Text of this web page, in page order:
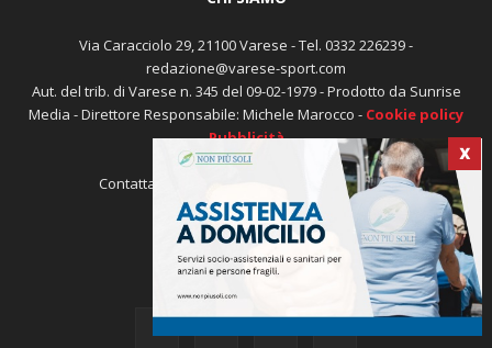
X
Via Caracciolo 29, 21100 Varese - Tel. 0332 226239 -
redazione@varese-sport.com
Aut. del trib. di Varese n. 345 del 09-02-1979 - Prodotto da Sunrise
Media - Direttore Responsabile: Michele Marocco - Cookie policy
Pubblicità
Contattaci: redazione@varese-sport.com
SEGUICI